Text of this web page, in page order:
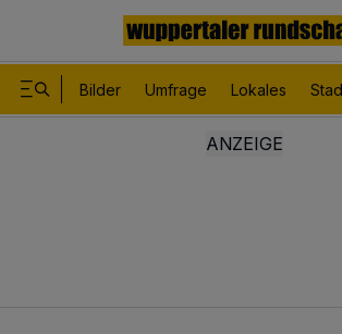
Bilder Umfrage Lokales